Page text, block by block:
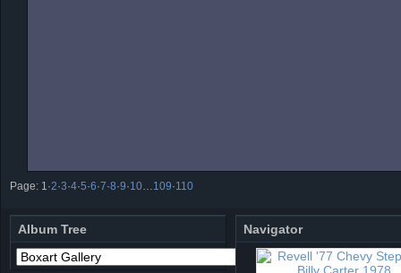
Page: 1 ·2·3·4·5·6·7·8·9·10 109·110
Album Tree Navigator